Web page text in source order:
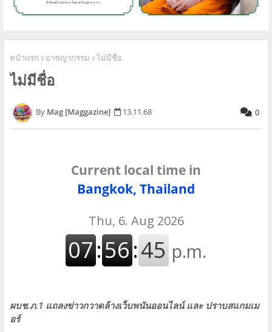
หน้าแรก อาชญากรรม ไม่มีชื่อ
ไม่มีชื่อ
Mag [Maggazine] 13.11.68 0
Current local time in
Bangkok, Thailand
ผบช.ภ.1 แถลงข่าวกวาดล้างเว็บพนันออนไลน์ และ ปราบสแกมเม
อร์